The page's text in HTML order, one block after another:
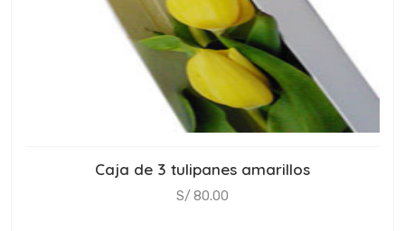
Caja de 3 tulipanes amarillos
S/ 80.00